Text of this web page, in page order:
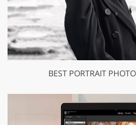
BEST PORTRAIT